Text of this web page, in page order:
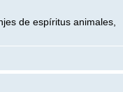
de espíritus animales,